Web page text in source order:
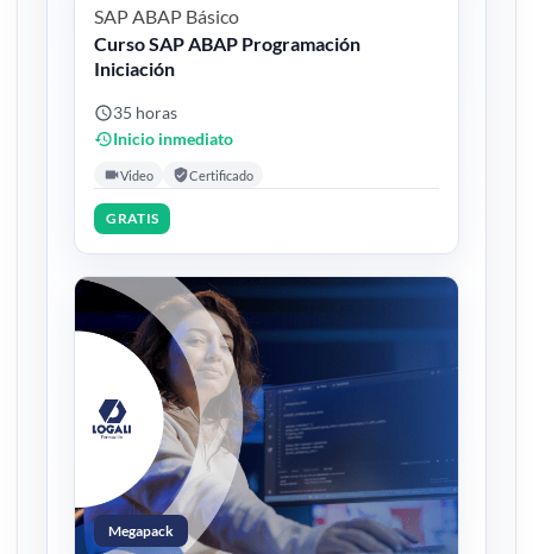
SAP ABAP Básico
Curso SAP ABAP Programación
Iniciación
35 horas
Inicio inmediato
Video Certificado
GRATIS
Megapack